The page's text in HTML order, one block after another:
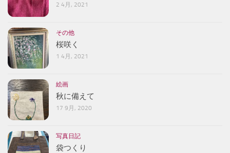
2 4月, 2021
その他
桜咲く
1 4月, 2021
絵画
秋に備えて
17 9月, 2020
写真日記
袋つくり